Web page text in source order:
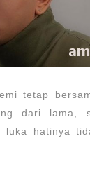
tetap
dari lama,
luka hatinya